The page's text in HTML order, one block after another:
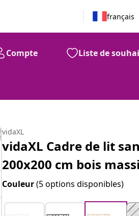
français
Compte Liste de
vidaXL
vidaXL Cadre de lit
200x200 cm bois
Couleur(5 options disponibles)